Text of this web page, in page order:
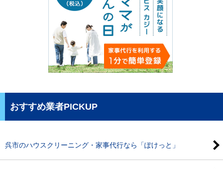
おすすめ業者PICKUP
呉市のハウスクリーニング・家事代行なら「ぽけっと」